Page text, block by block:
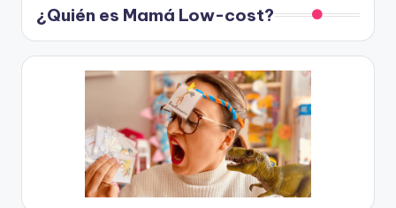
¿Quién es Mamá Low-cost?